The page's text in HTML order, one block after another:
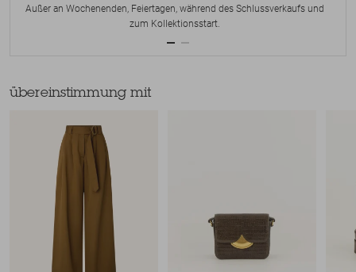
Außer an Wochenenden, Feiertagen, während des Schlussverkaufs und
zum Kollektionsstart.
übereinstimmung mit